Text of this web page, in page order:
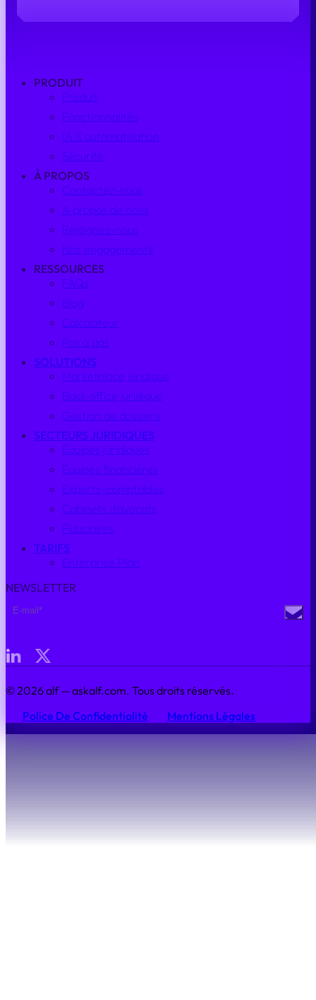
PRODUIT
Produit
Fonctionnalités
IA & automatisation
Sécurité
À PROPOS
Contactez-nous
A propos de nous
Rejoignez-nous
Nos engagements
RESSOURCES
FAQs
Blog
Calculateur
Pas à pas
SOLUTIONS
Marketplace juridique
Back office juridique
Gestion de dossiers
SECTEURS JURIDIQUES
Équipes juridiques
Équipes financières
Experts-comptables
Cabinets d’avocats
Fiduciaires
TARIFS
Enterprise Plan
NEWSLETTER
© 2026 alf — askalf.com. Tous droits réservés.
Police De Confidentialité
Mentions Légales